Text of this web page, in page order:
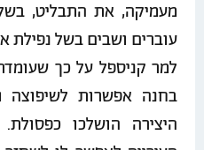
מעמיקה, את התבליט,
עוברים ושבים בשל נפילת
למר קניספל על כך
בחנה אפשרות לשיפוצה
היצירה הושלכו